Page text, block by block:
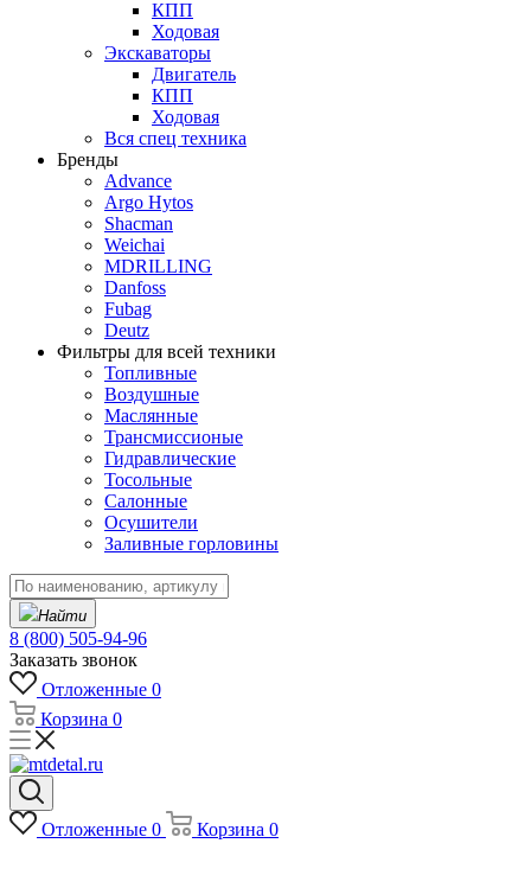
КПП
Ходовая
Экскаваторы
Двигатель
КПП
Ходовая
Вся спец техника
Бренды
Advance
Argo Hytos
Shacman
Weichai
MDRILLING
Danfoss
Fubag
Deutz
Фильтры для всей техники
Топливные
Воздушные
Маслянные
Трансмиссионые
Гидравлические
Тосольные
Салонные
Осушители
Заливные горловины
Найти
8 (800) 505-94-96
Заказать звонок
Отложенные 0
Корзина 0
Отложенные 0 Корзина 0